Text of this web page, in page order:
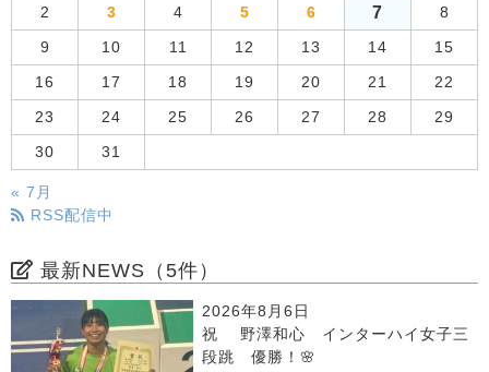
2 3 4 5 6 7 8
9 10 11 12 13 14 15
16 17 18 19 20 21 22
23 24 25 26 27 28 29
30 31
« 7月
RSS配信中
最新NEWS（5件）
2026年8月6日
祝 野澤和心 インターハイ女子三
段跳 優勝！🌸